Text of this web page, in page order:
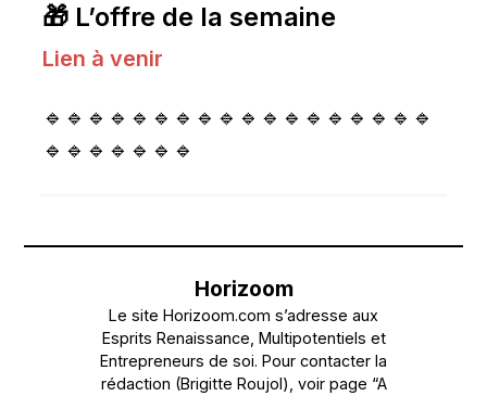
🎁 L’offre de la semaine
Lien à venir
🔹🔹🔹🔹🔹🔹🔹🔹🔹🔹🔹🔹🔹🔹🔹🔹🔹🔹
🔹🔹🔹🔹🔹🔹🔹
Horizoom
Le site Horizoom.com s’adresse aux
Esprits Renaissance, Multipotentiels et
Entrepreneurs de soi. Pour contacter la
rédaction (Brigitte Roujol), voir page “A